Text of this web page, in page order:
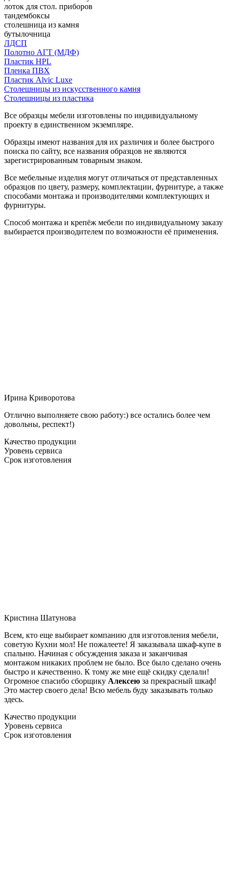
лоток для стол. приборов
тандембоксы
столешница из камня
бутылочница
ЛДСП
Полотно АГТ (МДФ)
Пластик HPL
Пленка ПВХ
Пластик Alvic Luxe
Столешницы из искусственного камня
Столешницы из пластика
Все образцы мебели изготовлены по индивидуальному
проекту в единственном экземпляре.
Образцы имеют названия для их различия и более быстрого
поиска по сайту, все названия образцов не являются
зарегистрированным товарным знаком.
Все мебельные изделия могут отличаться от представленных
образцов по цвету, размеру, комплектации, фурнитуре, а также
способами монтажа и производителями комплектующих и
фурнитуры.
Способ монтажа и крепёж мебели по индивидуальному заказу
выбирается производителем по возможности её применения.
Ирина Криворотова
Отлично выполняете свою работу:) все остались более чем
довольны, респект!)
Качество продукции
Уровень сервиса
Срок изготовления
Кристина Шатунова
Всем, кто еще выбирает компанию для изготовления мебели,
советую Кухни мол! Не пожалеете! Я заказывала шкаф-купе в
спальню. Начиная с обсуждения заказа и заканчивая
монтажом никаких проблем не было. Все было сделано очень
быстро и качественно. К тому же мне ещё скидку сделали!
Огромное спасибо сборщику Алексею за прекрасный шкаф!
Это мастер своего дела! Всю мебель буду заказывать только
здесь.
Качество продукции
Уровень сервиса
Срок изготовления